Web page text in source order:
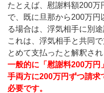
たとえば、慰謝料額200万
で、既に旦那から200万円
る場合は、浮気相手に別
これは、浮気相手と共同
とめて支払ったと解釈され
一般的に「慰謝料200万円
手両方に200万円ずつ請求
必要です。